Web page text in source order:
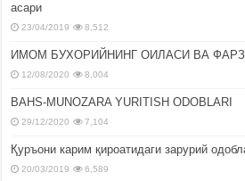
асари
23/04/2019 8,512
ИМОМ БУХОРИЙНИНГ ОИЛАСИ ВА
12/08/2020 8,004
BAHS-MUNOZARA YURITISH ODOBLARI
29/12/2020 7,104
Қуръони карим қироатидаги зарурий
20/03/2019 6,589